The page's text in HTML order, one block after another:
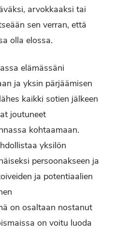
arvokkaaksi tai
sen verran, että
olla elossa.
elämässäni
ja yksin pärjäämisen
kaikki sotien jälkeen
joutuneet
kohtaamaan.
yksilön
persoonakseen ja
ja potentiaalien
on osaltaan nostanut
on voitu luoda